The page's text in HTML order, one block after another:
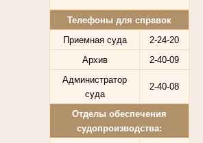
Телефоны для справок
Приемная суда
2-24-20
Архив
2-40-09
Администратор
суда
2-40-08
Отделы обеспечения
судопроизводства: